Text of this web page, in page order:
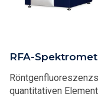
RFA-
quantitativen